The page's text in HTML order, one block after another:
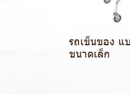
รถเข็นของ แ
ขนาดเล็ก